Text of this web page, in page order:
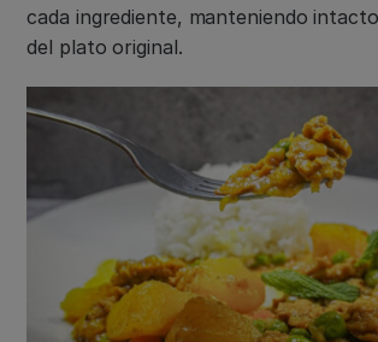
cada ingrediente, manteniendo
del plato original.